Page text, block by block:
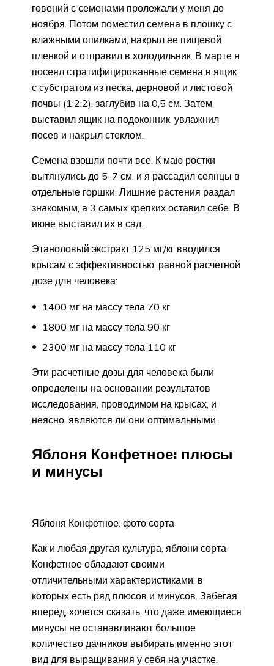
говений с семенами пролежали у меня до
ноября. Потом поместил семена в плошку с
влажными опилками, накрыл ее пищевой
пленкой и отправил в холодильник. В марте я
посеял стратифицированные семена в ящик
с субстратом из песка, дерновой и листовой
почвы (1:2:2), заглубив на 0,5 см. Затем
выставил ящик на подоконник, увлажнил
посев и накрыл стеклом.
Семена взошли почти все. К маю ростки
вытянулись до 5-7 см, и я рассадил сеянцы в
отдельные горшки. Лишние растения раздал
знакомым, а 3 самых крепких оставил себе. В
июне выставил их в сад.
Этаноловый экстракт 125 мг/кг вводился
крысам с эффективностью, равной расчетной
дозе для человека:
1400 мг на массу тела 70 кг
1800 мг на массу тела 90 кг
2300 мг на массу тела 110 кг
Эти расчетные дозы для человека были
определены на основании результатов
исследования, проводимом на крысах, и
неясно, являются ли они оптимальными.
Яблоня Конфетное: плюсы
и минусы
Яблоня Конфетное: фото сорта
Как и любая другая культура, яблони сорта
Конфетное обладают своими
отличительными характеристиками, в
которых есть ряд плюсов и минусов. Забегая
вперёд, хочется сказать, что даже имеющиеся
минусы не останавливают большое
количество дачников выбирать именно этот
вид для выращивания у себя на участке.